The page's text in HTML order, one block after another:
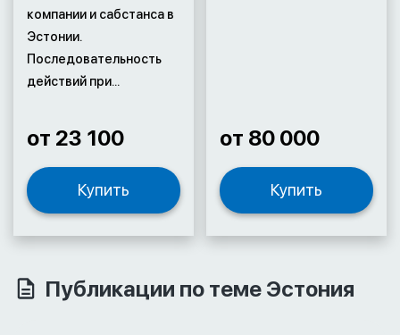
компании и сабстанса в
Эстонии.
Последовательность
действий при...
от 23 100
Купить
от 80 000
Купить
Публикации по теме Эстония